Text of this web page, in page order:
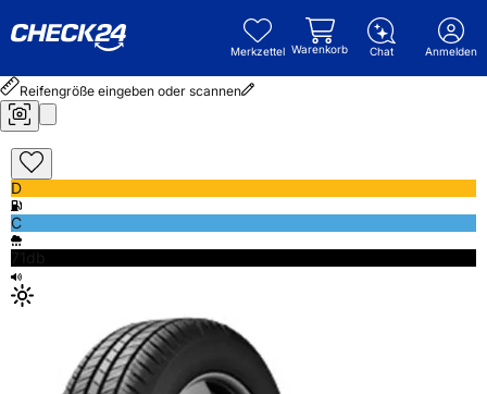
Merkzettel Warenkorb Chat Anmelden
Reifengröße eingeben oder scannen
D
C
71db